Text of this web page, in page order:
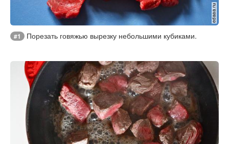
#1 Порезать говяжью вырезку небольшими кубиками.